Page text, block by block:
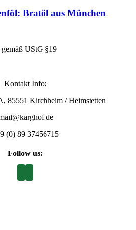
Bratöl aus München
gemäß UStG §19
Kontakt Info:
85551 Kirchheim / Heimstetten
(0) 89 37456715
Follow us: